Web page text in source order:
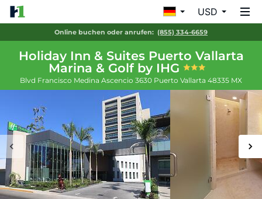
USD
Online buchen oder anrufen: (855) 334-6659
Holiday Inn & Suites Puerto Vallarta
Marina & Golf by IHG
Blvd Francisco Medina Ascencio 3630 Puerto Vallarta 48335 MX